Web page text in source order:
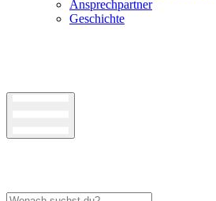
Ansprechpartner
Geschichte